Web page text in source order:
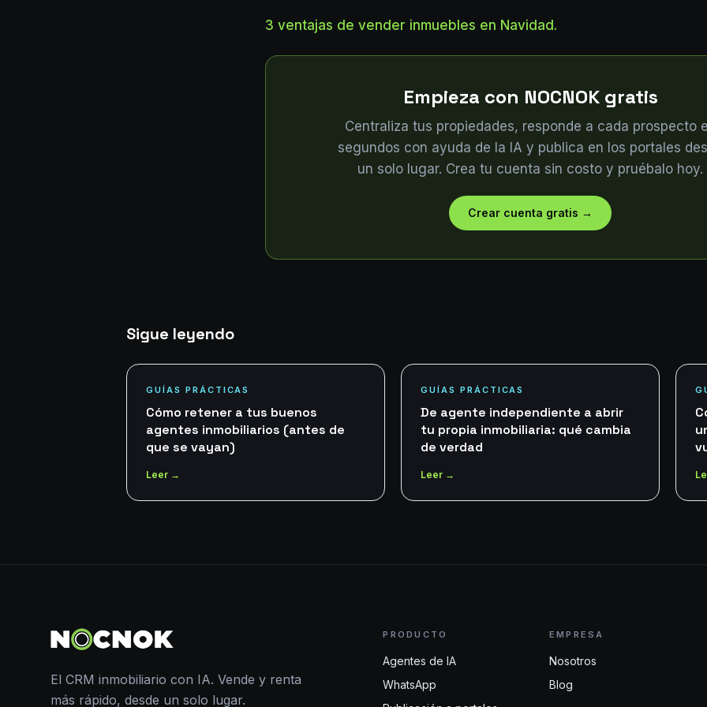
3 ventajas de vender inmuebles en Navidad.
Empieza con NOCNOK gratis
Centraliza tus propiedades, responde a cada prospecto
segundos con ayuda de la IA y publica en los portales
un solo lugar. Crea tu cuenta sin costo y pruébalo hoy.
Crear cuenta gratis →
Sigue leyendo
GUÍAS PRÁCTICAS
Cómo retener a tus buenos
agentes inmobiliarios (antes de
que se vayan)
Leer →
GUÍAS PRÁCTICAS
De agente independiente a abrir
tu propia inmobiliaria: qué cambia
de verdad
Leer →
El CRM inmobiliario con IA. Vende y renta
más rápido, desde un solo lugar.
PRODUCTO
Agentes de IA
WhatsApp
EMPRESA
Nosotros
Blog